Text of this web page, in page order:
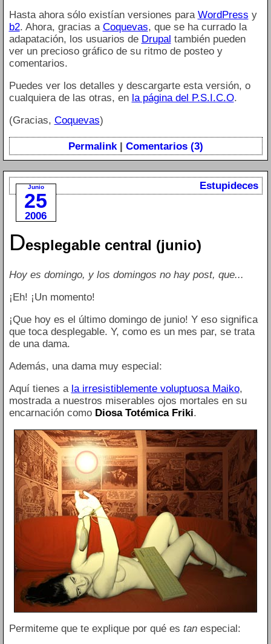
Hasta ahora sólo existían versiones para WordPress y
b2. Ahora, gracias a Coquevas, que se ha currado la
adapatación, los usuarios de Drupal también pueden
ver un precioso gráfico de su ritmo de posteo y
comentarios.
Puedes ver los detalles y descargarte esta versión, o
cualquiera de las otras, en la página del P.S.I.C.O.
(Gracias, Coquevas)
Permalink| Comentarios (3)
Junio
25
2006
Estupideces
Desplegable central (junio)
Hoy es domingo, y los domingos no hay post, que...
¡Eh! ¡Un momento!
¡Que hoy es el último domingo de junio! Y eso significa
que toca desplegable. Y, como es un mes par, se trata
de una dama.
Además, una dama muy especial:
Aquí tienes a la irresistiblemente voluptuosa Maiko,
mostrada a nuestros miserables ojos mortales en su
encarnación como Diosa Totémica Friki.
Permiteme que te explique por qué es tanespecial: